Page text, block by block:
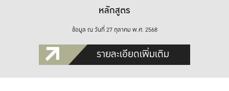
หลักสูตร
ข้อมูล ณ วันที่ 27 ตุลาคม พ.ศ. 2568
รายละเอียดเพิ่มเติม